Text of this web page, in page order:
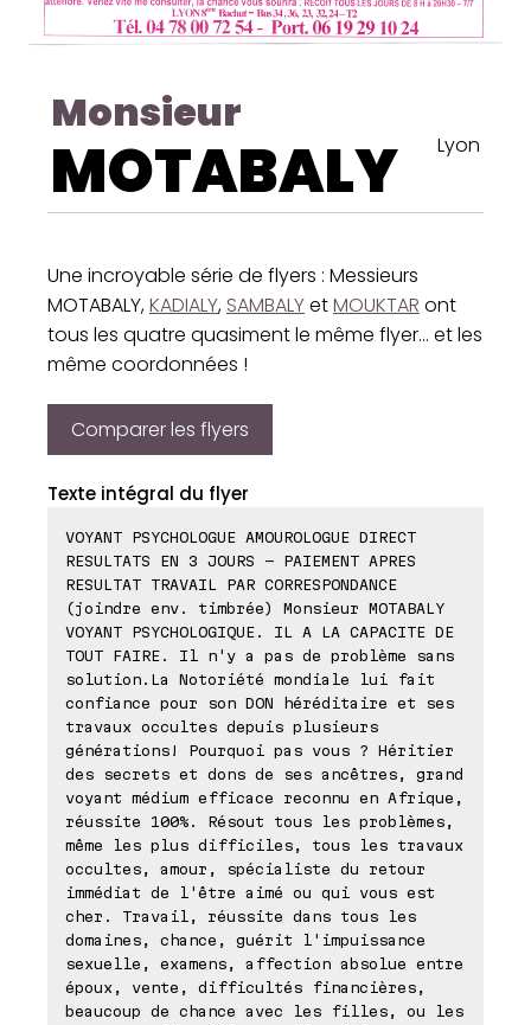
Monsieur
MOTABALY Lyon
Une incroyable série de flyers : Messieurs
MOTABALY,KADIALY, SAMBALYetMOUKTAR ont
tous les quatre quasiment le même flyer... et les
même coordonnées !
Comparer les flyers
Texte intégral du flyer
VOYANT PSYCHOLOGUE AMOUROLOGUE DIRECT
RESULTATS EN 3 JOURS - PAIEMENT APRES
RESULTAT TRAVAIL PAR CORRESPONDANCE
(joindre env. timbrée) Monsieur MOTABALY
VOYANT PSYCHOLOGIQUE. IL A LA CAPACITE DE
TOUT FAIRE. Il n'y a pas de problème sans
solution.La Notoriété mondiale lui fait
confiance pour son DON héréditaire et ses
travaux occultes depuis plusieurs
générations! Pourquoi pas vous ? Héritier
des secrets et dons de ses ancêtres, grand
voyant médium efficace reconnu en Afrique,
réussite 100%. Résout tous les problèmes,
même les plus difficiles, tous les travaux
occultes, amour, spécialiste du retour
immédiat de l'être aimé ou qui vous est
cher. Travail, réussite dans tous les
domaines, chance, guérit l'impuissance
sexuelle, examens, affection absolue entre
époux, vente, difficultés financières,
beaucoup de chance avec les filles, ou les